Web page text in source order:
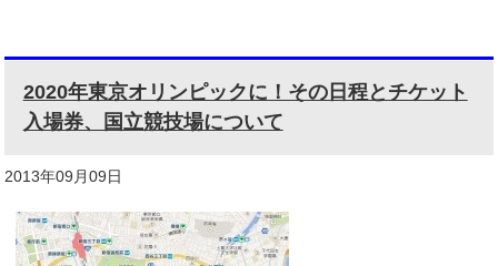
2020年東京オリンピックに！その日程とチケット
入場券、国立競技場について
2013年09月09日